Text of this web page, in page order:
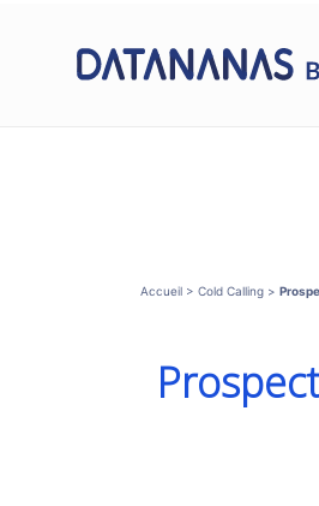
Accueil > Cold Calling >